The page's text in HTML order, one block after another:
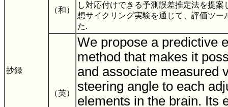
抄録
（和）
し対応付けできる予測誤差推定法を提
想サイクリング実験を通じて、評価ツー
た.
（英）
We propose a predictive
method that makes it
and associate measured
steering angle to each
elements in the brain. Its